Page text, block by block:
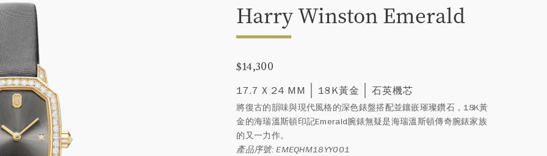
Harry Winston Emerald
$14,300
17.7 X 24 MM 18K黃金 石英機芯
將復古的韻味與現代風格的深色錶盤搭配並鑲嵌璀璨鑽石，18K黃
金的海瑞溫斯頓印記Emerald腕錶無疑是海瑞溫斯頓傳奇腕錶家族
的又一力作。
產品序號: EMEQHM18YY001